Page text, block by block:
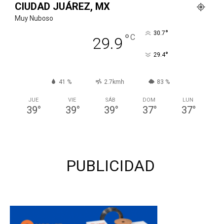
CIUDAD JUÁREZ, MX
Muy Nuboso
29.9 °C 30.7°
29.4°
41 % 2.7kmh 83 %
JUE
39°
VIE
39°
SÁB
39°
DOM
37°
LUN
37°
PUBLICIDAD